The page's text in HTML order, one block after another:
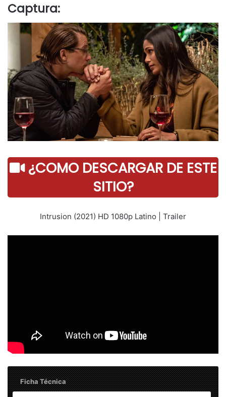
Captura:
¿COMO DESCARGAR DE ESTE
SITIO?
Intrusion (2021) HD 1080p Latino | Trailer
Ficha Técnica